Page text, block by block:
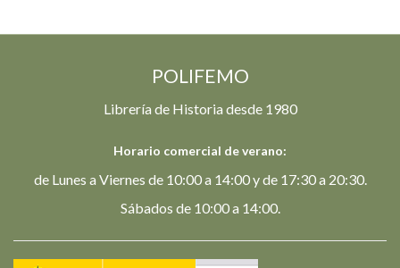
POLIFEMO
Librería de Historia desde 1980
Horario comercial de verano:
de Lunes a Viernes de 10:00 a 14:00 y de 17:30 a 20:30.
Sábados de 10:00 a 14:00.